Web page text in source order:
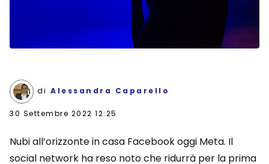
di Alessandra Caparello
30 Settembre 2022 12:25
Nubi all’orizzonte in casa Facebook oggi Meta. Il
social network ha reso noto che ridurrà per la prima